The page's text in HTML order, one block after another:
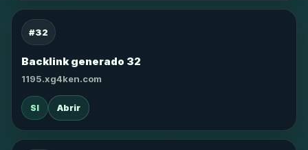
#32
Backlink generado 32
1195.xg4ken.com
SI Abrir